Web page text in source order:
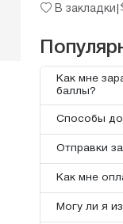
В закладки
Как мне
баллы?
Способы
Отправки
Как мне
Могу ли я